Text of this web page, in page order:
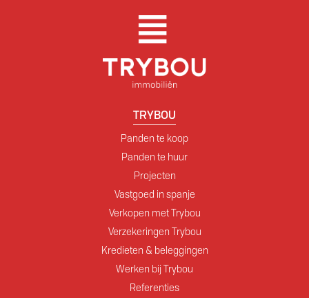
TRYBOU
Panden te koop
Panden te huur
Projecten
Vastgoed in spanje
Verkopen met Trybou
Verzekeringen Trybou
Kredieten & beleggingen
Werken bij Trybou
Referenties